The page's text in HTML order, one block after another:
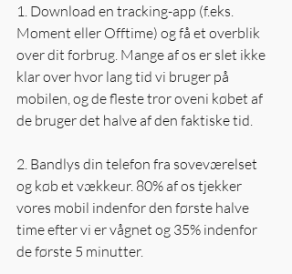
1. Download en tracking-app (f.eks.
Moment eller Offtime) og få et overblik
over dit forbrug. Mange af os er slet ikke
klar over hvor lang tid vi bruger på
mobilen, og de fleste tror oveni købet af
de bruger det halve af den faktiske tid.
2. Bandlys din telefon fra soveværelset
og køb et vækkeur. 80% af os tjekker
vores mobil indenfor den første halve
time efter vi er vågnet og 35% indenfor
de første 5 minutter.